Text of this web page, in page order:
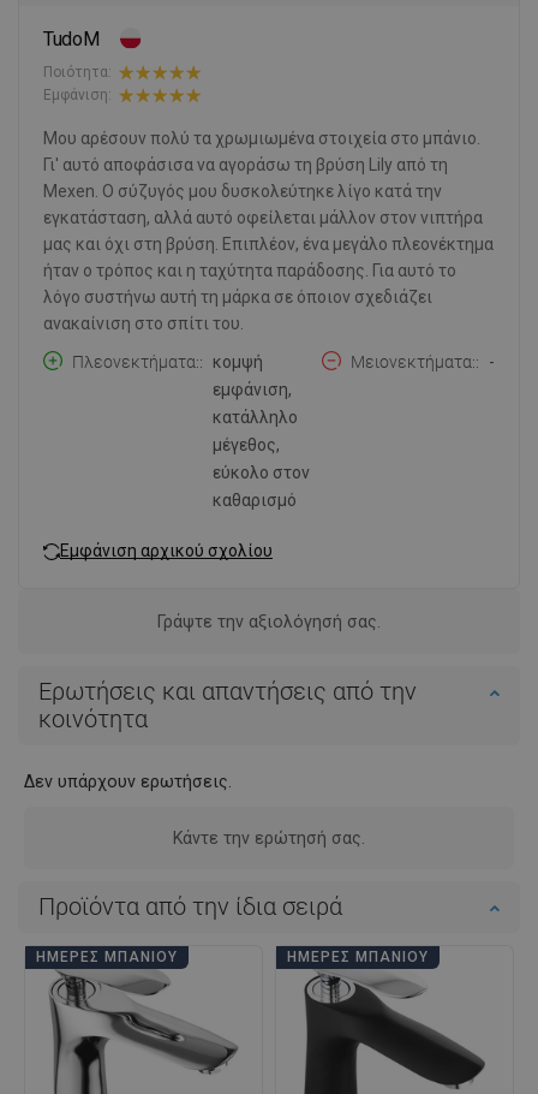
TudoM
Ποιότητα:
Εμφάνιση:
Μου αρέσουν πολύ τα χρωμιωμένα στοιχεία στο μπάνιο.
Γι' αυτό αποφάσισα να αγοράσω τη βρύση Lily από τη
Mexen. Ο σύζυγός μου δυσκολεύτηκε λίγο κατά την
εγκατάσταση, αλλά αυτό οφείλεται μάλλον στον νιπτήρα
μας και όχι στη βρύση. Επιπλέον, ένα μεγάλο πλεονέκτημα
ήταν ο τρόπος και η ταχύτητα παράδοσης. Για αυτό το
λόγο συστήνω αυτή τη μάρκα σε όποιον σχεδιάζει
ανακαίνιση στο σπίτι του.
Πλεονεκτήματα:
κομψή
εμφάνιση,
κατάλληλο
μέγεθος,
εύκολο στον
καθαρισμό
Μειονεκτήματα: -
Εμφάνιση αρχικού σχολίου
Γράψτε την αξιολόγησή σας.
Ερωτήσεις και απαντήσεις από την
κοινότητα
Δεν υπάρχουν ερωτήσεις.
Κάντε την ερώτησή σας.
Προϊόντα από την ίδια σειρά
ΗΜΈΡΕΣ ΜΠΆΝΙΟΥ ΗΜΈΡΕΣ ΜΠΆΝΙΟΥ